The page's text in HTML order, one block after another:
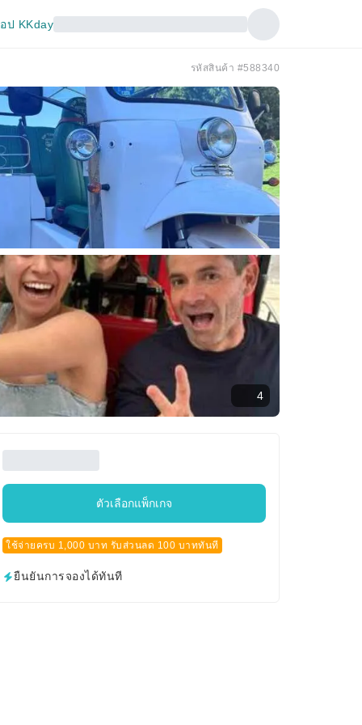
ป KKday
รหัสสินค้า #588340
4
ตัวเลือกแพ็กเกจ
ใช้จ่ายครบ 1,000 บาท รับส่วนลด 100 บาททันที
ยืนยันการจองได้ทันที